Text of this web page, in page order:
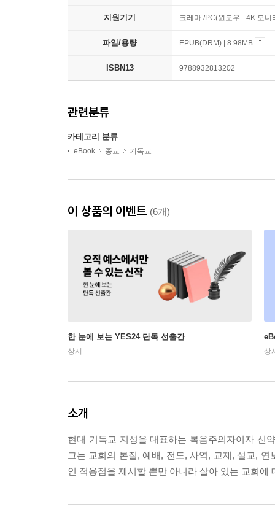
지원기기 크레마 /PC(윈도우 - 4K 모
파일/용량 EPUB(DRM) | 8.98MB
ISBN13 9788932813202
관련분류
카테고리 분류
eBook 종교 기독교
이 상품의 이벤트 (6개)
한 눈에 보는 YES24 단독 선출간
상시 상
소개
현대 기독교 지성을 대표하는 복음주의자이자 신
그는 교회의 본질, 예배, 전도, 사역, 교제, 설교,
인 적용점을 제시할 뿐만 아니라 살아 있는 교회